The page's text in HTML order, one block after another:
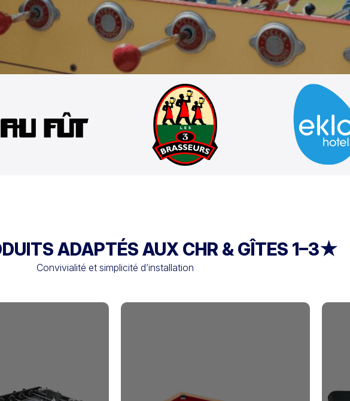
ADAPTÉS AUX CHR & GÎTES 1–3★
Convivialité et simplicité d’installation